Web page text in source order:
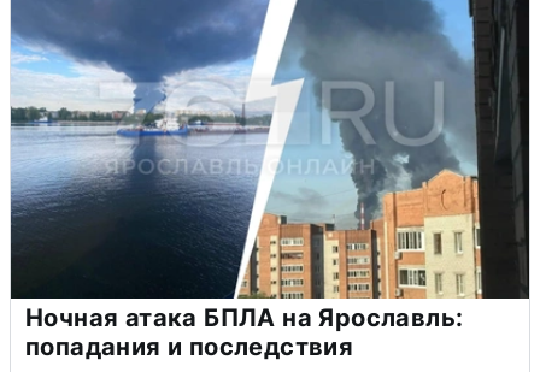
Ночная атака БПЛА на Ярославль:
попадания и последствия